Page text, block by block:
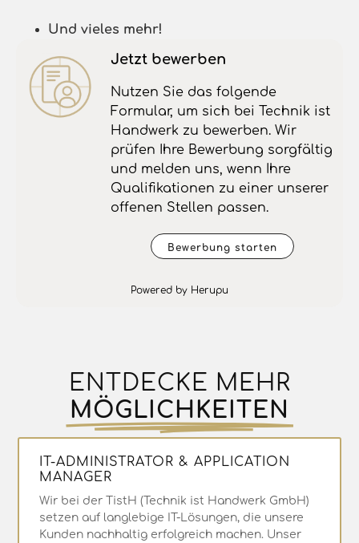
Und vieles mehr!
Jetzt bewerben
Nutzen Sie das folgende
Formular, um sich bei Technik ist
Handwerk zu bewerben. Wir
prüfen Ihre Bewerbung sorgfältig
und melden uns, wenn Ihre
Qualifikationen zu einer unserer
offenen Stellen passen.
Bewerbung starten
Powered by Herupu
ENTDECKE MEHR
MÖGLICHKEITEN
IT-ADMINISTRATOR & APPLICATION
MANAGER
Wir bei der TistH (Technik ist Handwerk GmbH)
setzen auf langlebige IT-Lösungen, die unsere
Kunden nachhaltig erfolgreich machen. Unser